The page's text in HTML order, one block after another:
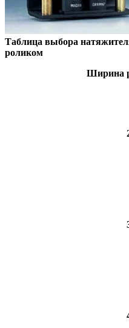
Таблица выбора
роликом
Ширина